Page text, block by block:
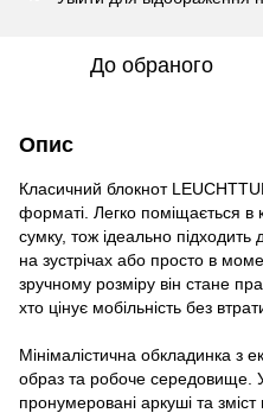
До обраного
Опис
Класичний блокнот
форматі. Легко поміщається
сумку, тож ідеально підходить
на зустрічах або просто в
зручному розміру він стане
хто цінує мобільність без
Мінімалістична обкладинка з
образ та робоче середовище.
пронумеровані аркуші та